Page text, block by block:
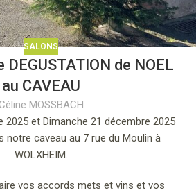
SALONS
DEGUSTATION de NOEL
au CAVEAU
MOSSBACH
2025 et Dimanche 21 décembre 2025
notre caveau au 7 rue du Moulin à
WOLXHEIM.
vos accords mets et vins et vos